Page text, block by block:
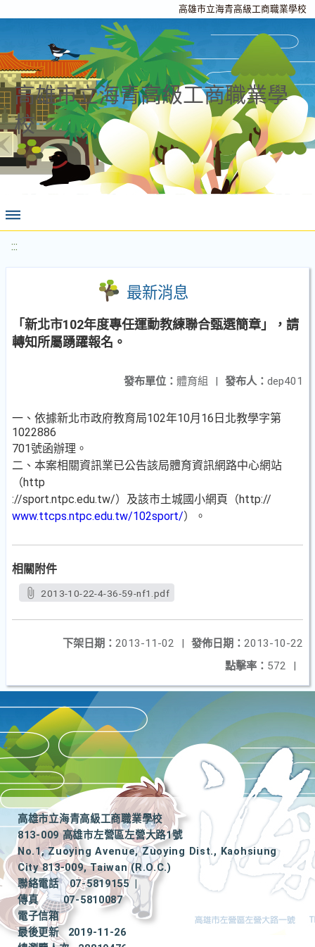
高雄市立海青高級工商職業學校
高雄市立海青高級工商職業學
校
:::
最新消息
「新北市102年度專任運動教練聯合甄選簡章」，請
轉知所屬踴躍報名。
發布人： dep401
發布單位： 體育組 |
一、依據新北市政府教育局102年10月16日北教學字第
1022886
701號函辦理。
二、本案相關資訊業已公告該局體育資訊網路中心網站
（http
://sport.ntpc.edu.tw/）及該市土城國小網頁（http://
www.ttcps.ntpc.edu.tw/102sport/）。
相關附件
2013-10-22-4-36-59-nf1.pdf
發佈日期： 2013-10-22
下架日期： 2013-11-02
|
點擊率： 572 |
高雄市立海青高級工商職業學校
813-009 高雄市左營區左營大路1號
No.1, Zuoying Avenue, Zuoying Dist., Kaohsiung
City 813-009, Taiwan (R.O.C.)
聯絡電話
07-5819155
|
傳真
07-5810087
電子信箱
最後更新
2019-11-26